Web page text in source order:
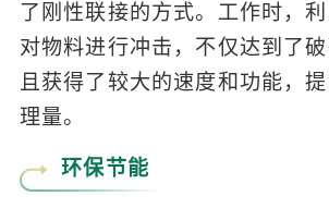
了刚性联接的方式。工作时，
对物料进行冲击，不仅达到了
且获得了较大的速度和功能，
理量。
环保节能